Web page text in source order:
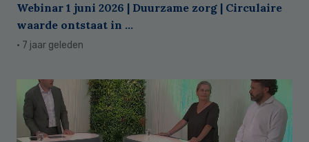
Webinar 1 juni 2026 | Duurzame zorg | Circulaire
waarde ontstaat in ...
· 7 jaar geleden